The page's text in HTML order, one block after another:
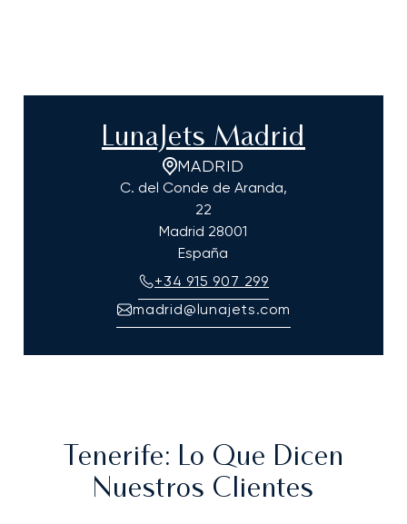
LunaJets Madrid
MADRID
C. del Conde de Aranda,
22
Madrid 28001
España
+34 915 907 299
madrid@lunajets.com
Tenerife: Lo Que Dicen
Nuestros Clientes